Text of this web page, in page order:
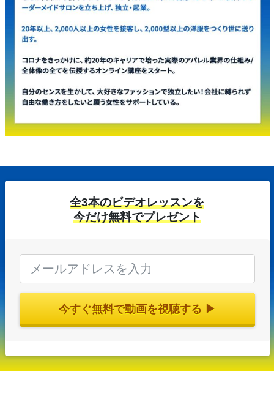
全3本のビデオレッスンを
今だけ無料でプレゼント
今すぐ無料で動画を視聴する ▶︎